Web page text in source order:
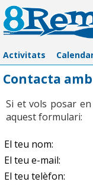
Contacta
Si et vols posar
aquest formulari:
El teu nom:
El teu e-mail:
El teu telèfon:
Activitats